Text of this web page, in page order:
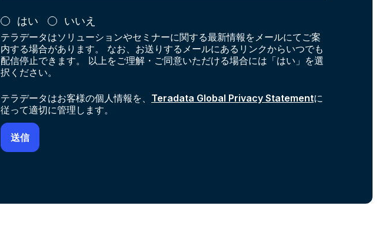
はい いいえ
テラデータはソリューションやセミナーに関する最新情報をメールにてご案
内する場合があります。 なお、お送りするメールにあるリンクからいつでも
配信停止できます。 以上をご理解・ご同意いただける場合には「はい」を選
択ください。
テラデータはお客様の個人情報を、 Teradata Global Privacy Statementに
従って適切に管理します。